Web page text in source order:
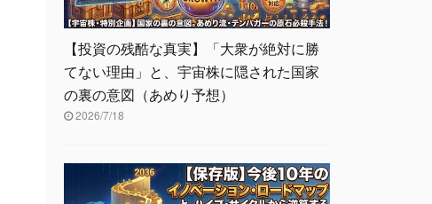
【投資の残酷な真実】「大衆が絶対に勝
てない理由」と、宇宙株に隠された国家
の裏の意図（あめり予想）
2026/7/18